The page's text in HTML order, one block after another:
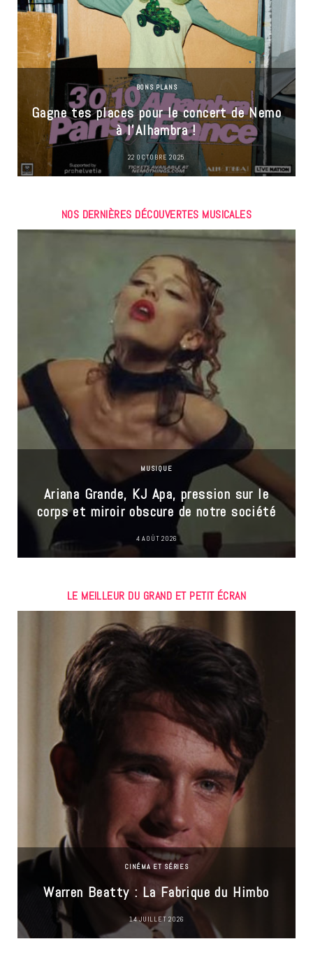
BONS PLANS
Gagne tes places pour le concert de Nemo
à l’Alhambra !
22 OCTOBRE 2025
NOS DERNIÈRES DÉCOUVERTES MUSICALES
MUSIQUE
Ariana Grande, KJ Apa, pression sur le
corps et miroir obscure de notre société
4 AOÛT 2026
LE MEILLEUR DU GRAND ET PETIT ÉCRAN
CINÉMA ET SÉRIES
Warren Beatty : La Fabrique du Himbo
14 JUILLET 2026